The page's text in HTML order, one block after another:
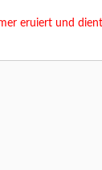
eruiert und